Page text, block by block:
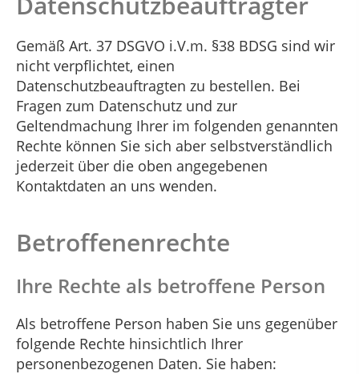
Gemäß Art. 37 DSGVO i.V.m. §38 BDSG sind wir
nicht verpflichtet, einen
Datenschutzbeauftragten zu bestellen. Bei
Fragen zum Datenschutz und zur
Geltendmachung Ihrer im folgenden genannten
Rechte können Sie sich aber selbstverständlich
jederzeit über die oben angegebenen
Kontaktdaten an uns wenden.
Betroffenenrechte
Ihre Rechte als betroffene Person
Als betroffene Person haben Sie uns gegenüber
folgende Rechte hinsichtlich Ihrer
personenbezogenen Daten. Sie haben: